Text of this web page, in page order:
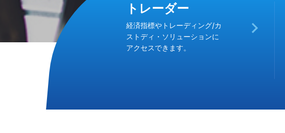
トレーダー
経済指標やトレーディング/カ
ストディ・ソリューションに
アクセスできます。